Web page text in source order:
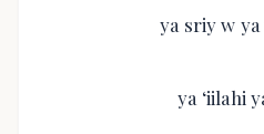
ya sriy w
ya ‘iilahi